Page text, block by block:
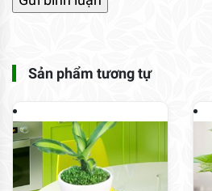
Sản phẩm tương tự